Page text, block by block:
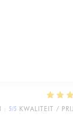
: 5/5 KWALITEIT /